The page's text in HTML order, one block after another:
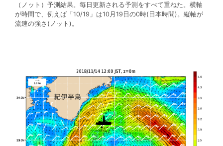
（ノット）予測結果。毎日更新される予測をすべて重ねた。横軸
が時間で、例えば「10/19」は10月19日の0時(日本時間)。縦軸が
流速の強さ(ノット)。